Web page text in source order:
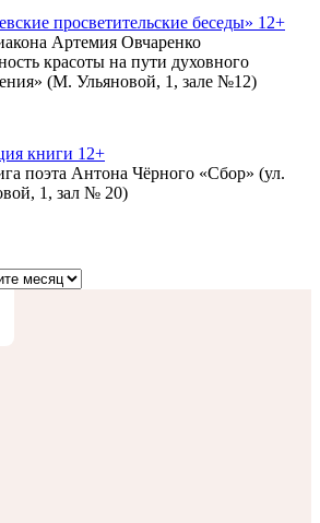
просветительские беседы» 12+
Артемия Овчаренко
красоты на пути духовного
(М. Ульяновой, 1, зале №12)
книги 12+
поэта Антона Чёрного «Сбор» (ул.
1, зал № 20)